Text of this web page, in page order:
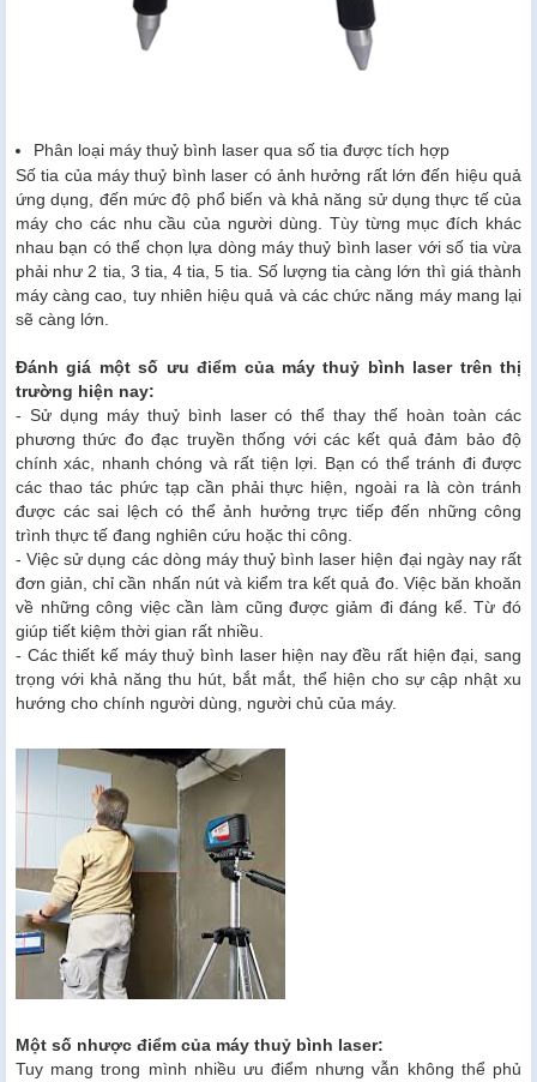
Phân loại máy thuỷ bình laser qua số tia được tích hợp
Số tia của máy thuỷ bình laser có ảnh hưởng rất lớn đến hiệu quả
ứng dụng, đến mức độ phổ biến và khả năng sử dụng thực tế của
máy cho các nhu cầu của người dùng. Tùy từng mục đích khác
nhau bạn có thể chọn lựa dòng máy thuỷ bình laser với số tia vừa
phải như 2 tia, 3 tia, 4 tia, 5 tia. Số lượng tia càng lớn thì giá thành
máy càng cao, tuy nhiên hiệu quả và các chức năng máy mang lại
sẽ càng lớn.
Đánh giá một số ưu điểm của máy thuỷ bình laser trên thị
trường hiện nay:
- Sử dụng máy thuỷ bình laser có thể thay thế hoàn toàn các
phương thức đo đạc truyền thống với các kết quả đảm bảo độ
chính xác, nhanh chóng và rất tiện lợi. Bạn có thể tránh đi được
các thao tác phức tạp cần phải thực hiện, ngoài ra là còn tránh
được các sai lệch có thể ảnh hưởng trực tiếp đến những công
trình thực tế đang nghiên cứu hoặc thi công.
- Việc sử dụng các dòng máy thuỷ bình laser hiện đại ngày nay rất
đơn giản, chỉ cần nhấn nút và kiểm tra kết quả đo. Việc băn khoăn
về những công việc cần làm cũng được giảm đi đáng kể. Từ đó
giúp tiết kiệm thời gian rất nhiều.
- Các thiết kế máy thuỷ bình laser hiện nay đều rất hiện đại, sang
trọng với khả năng thu hút, bắt mắt, thể hiện cho sự cập nhật xu
hướng cho chính người dùng, người chủ của máy.
Một số nhược điểm của máy thuỷ bình laser:
Tuy mang trong mình nhiều ưu điểm nhưng vẫn không thể phủ